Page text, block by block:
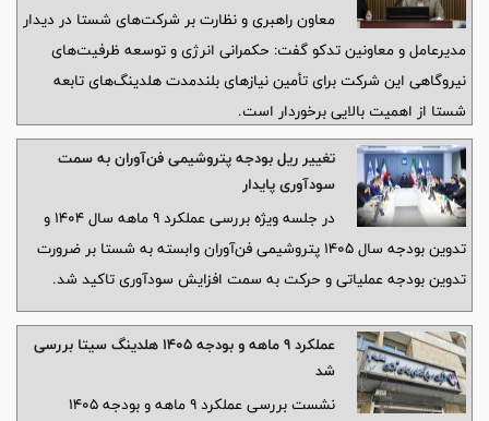
معاون راهبری و نظارت بر شرکت‌های شستا در دیدار
مدیرعامل و معاونین تدکو گفت: حکمرانی انرژی و توسعه ظرفیت‌های
نیروگاهی این شرکت برای تأمین نیازهای بلندمدت هلدینگ‌های تابعه
شستا از اهمیت بالایی برخوردار است.
تغییر ریل بودجه پتروشیمی فن‌آوران به سمت
سودآوری پایدار
در جلسه ویژه بررسی عملکرد ۹ ماهه سال ۱۴۰۴ و
تدوین بودجه سال ۱۴۰۵ پتروشیمی فن‌آوران وابسته به شستا بر ضرورت
تدوین بودجه عملیاتی و حرکت به سمت افزایش سودآوری تاکید شد.
عملکرد ۹ ماهه و بودجه ۱۴۰۵ هلدینگ سیتا بررسی
شد
نشست بررسی عملکرد ۹ ماهه و بودجه ۱۴۰۵